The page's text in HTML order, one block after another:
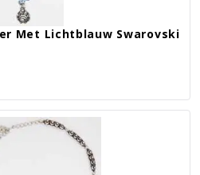
Met Lichtblauw Swarovski